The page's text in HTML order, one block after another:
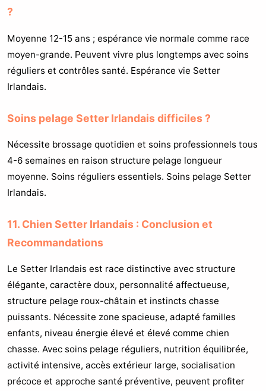
?
Moyenne 12-15 ans ; espérance vie normale comme race
moyen-grande. Peuvent vivre plus longtemps avec soins
réguliers et contrôles santé. Espérance vie Setter
Irlandais.
Soins pelage Setter Irlandais difficiles ?
Nécessite brossage quotidien et soins professionnels tous
4-6 semaines en raison structure pelage longueur
moyenne. Soins réguliers essentiels. Soins pelage Setter
Irlandais.
11. Chien Setter Irlandais : Conclusion et
Recommandations
Le Setter Irlandais est race distinctive avec structure
élégante, caractère doux, personnalité affectueuse,
structure pelage roux-châtain et instincts chasse
puissants. Nécessite zone spacieuse, adapté familles
enfants, niveau énergie élevé et élevé comme chien
chasse. Avec soins pelage réguliers, nutrition équilibrée,
activité intensive, accès extérieur large, socialisation
précoce et approche santé préventive, peuvent profiter